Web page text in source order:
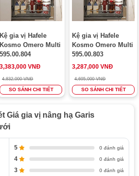
Kệ gia vị Hafele
Kosmo Omero Multi
595.00.804
3,383,000 VNĐ
4,832,000 VNĐ
SO SÁNH CHI TIẾT
Kệ gia vị Hafele
Kosmo Omero Multi
595.00.803
3,287,000 VNĐ
4,695,000 VNĐ
SO SÁNH CHI TIẾT
Giá gia vị nâng hạ Garis
5 0 đánh giá
4 0 đánh giá
3 0 đánh giá